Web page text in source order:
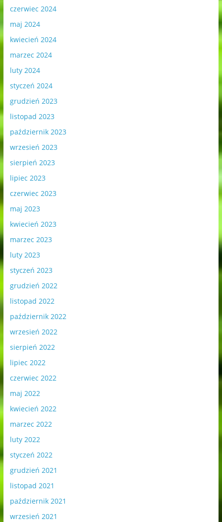
czerwiec 2024
maj 2024
kwiecień 2024
marzec 2024
luty 2024
styczeń 2024
grudzień 2023
listopad 2023
październik 2023
wrzesień 2023
sierpień 2023
lipiec 2023
czerwiec 2023
maj 2023
kwiecień 2023
marzec 2023
luty 2023
styczeń 2023
grudzień 2022
listopad 2022
październik 2022
wrzesień 2022
sierpień 2022
lipiec 2022
czerwiec 2022
maj 2022
kwiecień 2022
marzec 2022
luty 2022
styczeń 2022
grudzień 2021
listopad 2021
październik 2021
wrzesień 2021